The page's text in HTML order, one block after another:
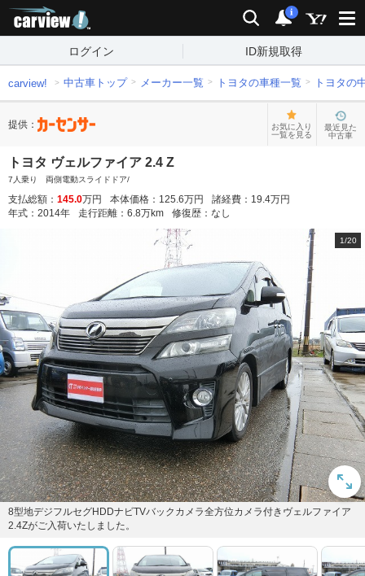
検索 通知
i
ログイン ID新規取得
carview! 中古車トップ メーカー一覧 トヨタの車種一覧 トヨタの
提供：
お気に入り
一覧を見る
最近見た
中古車
トヨタ ヴェルファイア 2.4 Z
7人乗り 両側電動スライドドア/
支払総額： 145.0万円 本体価格： 125.6万円 諸経費： 19.4万円
年式： 2014年 走行距離： 6.8万km 修復歴： なし
1/20
8型地デジフルセグHDDナビTVバックカメラ全方位カメラ付きヴェルファイア
2.4Zがご入荷いたしました。